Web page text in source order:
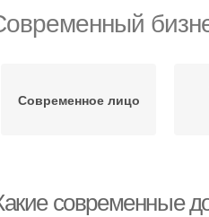
Современное лицо
современные